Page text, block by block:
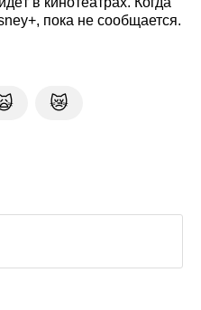
пока не сообщается.
😿